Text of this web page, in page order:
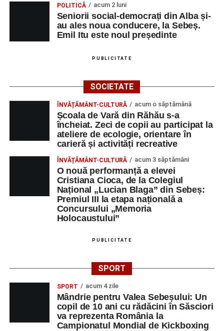
POLITICĂ acum 2 luni
Seniorii social-democrați din Alba și-
au ales noua conducere, la Sebeș.
Emil Itu este noul președinte
PUBLICITATE
SOCIETATE
ÎNVĂȚĂMÂNT-CULTURĂ acum o săptămână
Școala de Vară din Răhău s-a
încheiat. Zeci de copii au participat la
ateliere de ecologie, orientare în
carieră și activități recreative
ÎNVĂȚĂMÂNT-CULTURĂ acum 3 săptămâni
O nouă performanță a elevei
Cristiana Cioca, de la Colegiul
Național „Lucian Blaga” din Sebeș:
Premiul III la etapa națională a
Concursului „Memoria
Holocaustului”
PUBLICITATE
SPORT
SPORT acum 4 zile
Mândrie pentru Valea Sebeșului: Un
copil de 10 ani cu rădăcini în Săsciori
va reprezenta România la
Campionatul Mondial de Kickboxing